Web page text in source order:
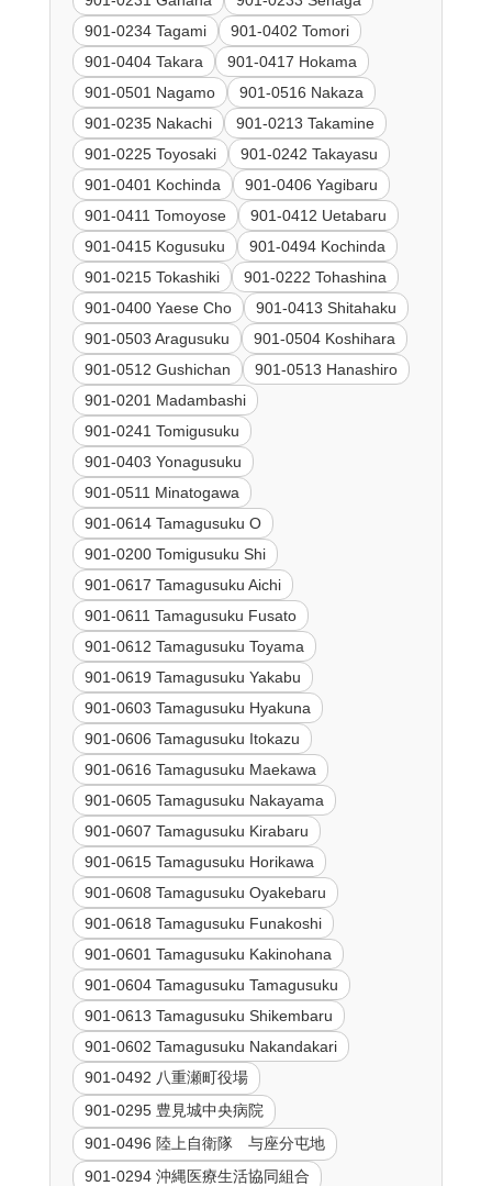
901-0234 Tagami
901-0402 Tomori
901-0404 Takara
901-0417 Hokama
901-0501 Nagamo
901-0516 Nakaza
901-0235 Nakachi
901-0213 Takamine
901-0225 Toyosaki
901-0242 Takayasu
901-0401 Kochinda
901-0406 Yagibaru
901-0411 Tomoyose
901-0412 Uetabaru
901-0415 Kogusuku
901-0494 Kochinda
901-0215 Tokashiki
901-0222 Tohashina
901-0400 Yaese Cho
901-0413 Shitahaku
901-0503 Aragusuku
901-0504 Koshihara
901-0512 Gushichan
901-0513 Hanashiro
901-0201 Madambashi
901-0241 Tomigusuku
901-0403 Yonagusuku
901-0511 Minatogawa
901-0614 Tamagusuku O
901-0200 Tomigusuku Shi
901-0617 Tamagusuku Aichi
901-0611 Tamagusuku Fusato
901-0612 Tamagusuku Toyama
901-0619 Tamagusuku Yakabu
901-0603 Tamagusuku Hyakuna
901-0606 Tamagusuku Itokazu
901-0616 Tamagusuku Maekawa
901-0605 Tamagusuku Nakayama
901-0607 Tamagusuku Kirabaru
901-0615 Tamagusuku Horikawa
901-0608 Tamagusuku Oyakebaru
901-0618 Tamagusuku Funakoshi
901-0601 Tamagusuku Kakinohana
901-0604 Tamagusuku Tamagusuku
901-0613 Tamagusuku Shikembaru
901-0602 Tamagusuku Nakandakari
901-0492 八重瀬町役場
901-0295 豊見城中央病院
901-0496 陸上自衛隊 与座分屯地
901-0294 沖縄医療生活協同組合